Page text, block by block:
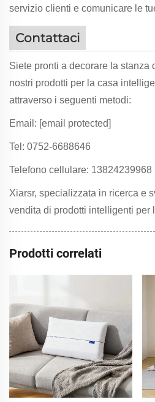
servizio clienti e comunicare le
Contattaci
Siete pronti a decorare la stanza
nostri prodotti per la casa
attraverso i seguenti metodi:
Email: [email protected]
Tel: 0752-6688646
Telefono cellulare: 13824239968
Xiarsr, specializzata in ricerca e
vendita di prodotti intelligenti per
Prodotti correlati